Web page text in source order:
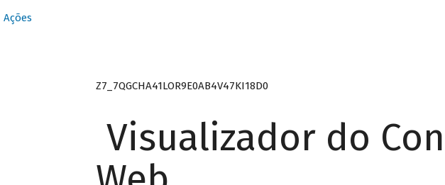
Ações
Z7_7QGCHA41LOR9E0AB4V47KI18D0
Visualizador do